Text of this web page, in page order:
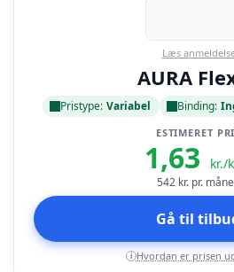
Læs
AURA
Pristype: Variabel Binding:
ESTIMERET
1,63 kr./
542 kr. pr.
Gå til
i Hvordan er prisen